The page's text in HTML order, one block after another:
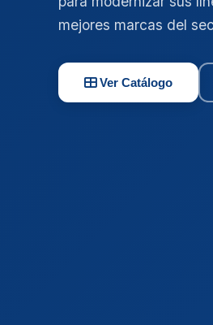
mejores marcas del
Ver Catálogo